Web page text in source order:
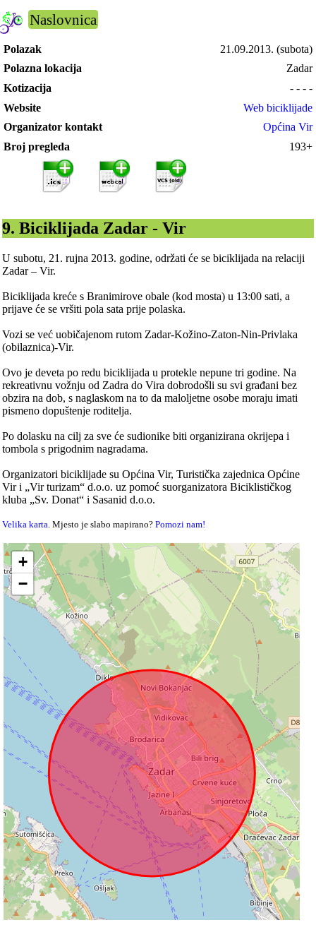
Naslovnica
Polazak 21.09.2013. (subota)
Polazna lokacija
Zadar
Kotizacija
- - - -
Website
Web biciklijade
Organizator kontakt
Općina Vir
Broj pregleda
193+
9. Biciklijada Zadar - Vir
U subotu, 21. rujna 2013. godine, održati će se biciklijada na relaciji
Zadar – Vir.
Biciklijada kreće s Branimirove obale (kod mosta) u 13:00 sati, a
prijave će se vršiti pola sata prije polaska.
Vozi se već uobičajenom rutom Zadar-Kožino-Zaton-Nin-Privlaka
(obilaznica)-Vir.
Ovo je deveta po redu biciklijada u protekle nepune tri godine. Na
rekreativnu vožnju od Zadra do Vira dobrodošli su svi građani bez
obzira na dob, s naglaskom na to da maloljetne osobe moraju imati
pismeno dopuštenje roditelja.
Po dolasku na cilj za sve će sudionike biti organizirana okrijepa i
tombola s prigodnim nagradama.
Organizatori biciklijade su Općina Vir, Turistička zajednica Općine
Vir i „Vir turizam“ d.o.o. uz pomoć suorganizatora Biciklističkog
kluba „Sv. Donat“ i Sasanid d.o.o.
Velika karta . Mjesto je slabo mapirano?Pomozi nam!
+
−